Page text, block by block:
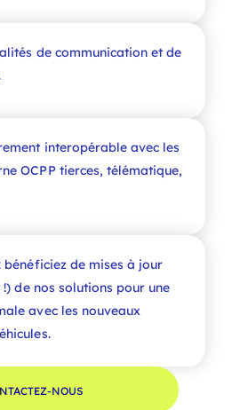
de communication et de
interopérable avec les
OCPP tierces, télématique,
bénéficiez de mises à jour
de nos solutions pour une
avec les nouveaux
NOUS